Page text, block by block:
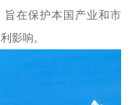
在保护本国产业和市
影响。